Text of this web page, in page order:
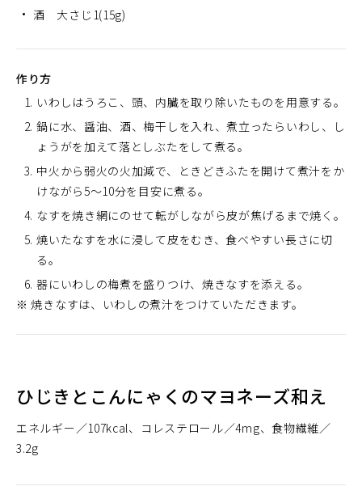
酒 大さじ1(15g)
作り方
いわしはうろこ、頭、内臓を取り除いたものを用意する。
鍋に水、醤油、酒、梅干しを入れ、煮立ったらいわし、し
ょうがを加えて落としぶたをして煮る。
中火から弱火の火加減で、ときどきふたを開けて煮汁をか
けながら5～10分を目安に煮る。
なすを焼き網にのせて転がしながら皮が焦げるまで焼く。
焼いたなすを水に浸して皮をむき、食べやすい長さに切
る。
器にいわしの梅煮を盛りつけ、焼きなすを添える。
※ 焼きなすは、いわしの煮汁をつけていただきます。
ひじきとこんにゃくのマヨネーズ和え
エネルギー 107kcal コレステロール 4mg
食物繊維
3.2g